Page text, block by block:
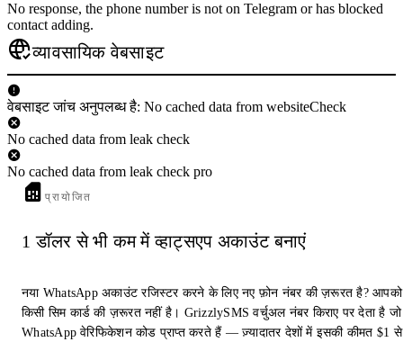
No response, the phone number is not on Telegram or has blocked
contact adding.
व्यावसायिक वेबसाइट
वेबसाइट जांच अनुपलब्ध है: No cached data from websiteCheck
No cached data from leak check
No cached data from leak check pro
प्रायोजित
1 डॉलर से भी कम में व्हाट्सएप अकाउंट बनाएं
नया WhatsApp अकाउंट रजिस्टर करने के लिए नए फ़ोन नंबर की ज़रूरत है? आपको
किसी सिम कार्ड की ज़रूरत नहीं है। GrizzlySMS वर्चुअल नंबर किराए पर देता है जो
WhatsApp वेरिफिकेशन कोड प्राप्त करते हैं — ज़्यादातर देशों में इसकी कीमत $1 से